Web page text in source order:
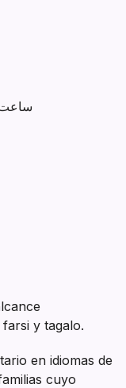
y tagalo.
en idiomas de
cuyo